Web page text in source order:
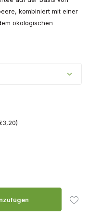
kombiniert mit einer
ökologischen